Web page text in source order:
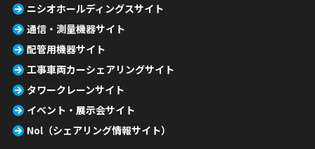
ニシオホールディングスサイト
通信・測量機器サイト
配管用機器サイト
工事車両カーシェアリングサイト
タワークレーンサイト
イベント・展示会サイト
Nol（シェアリング情報サイト）